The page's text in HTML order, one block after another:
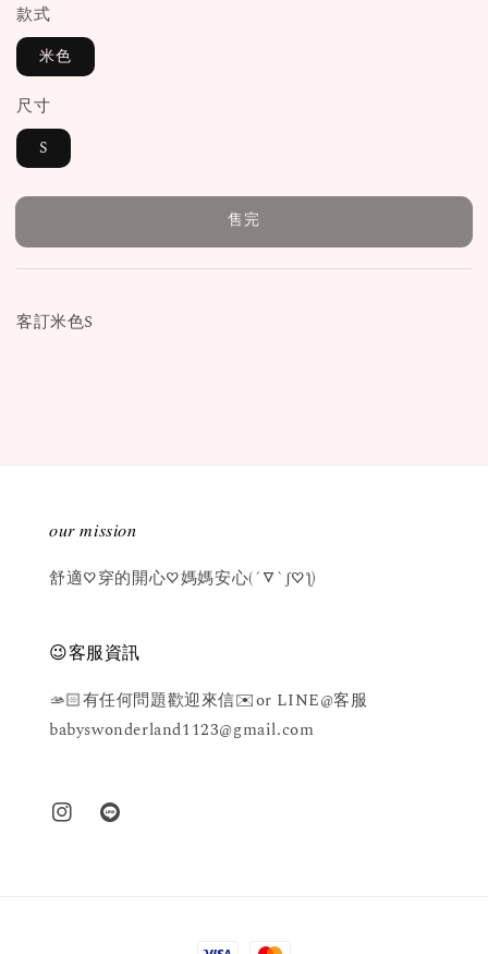
款式
米色
尺寸
S
售完
客訂米色S
𝑜𝑢𝑟 𝑚𝑖𝑠𝑠𝑖𝑜𝑛
舒適♡穿的開心♡媽媽安心(´▽`ʃ♡ƪ)
😉客服資訊
🫴🏻有任何問題歡迎來信✉️or LINE@客服
babyswonderland1123@gmail.com